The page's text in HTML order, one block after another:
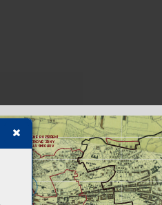
NA VRŽENÉ ROZŠÍŘENÍ
AMATKOVÉ ZÓNY
PRAHA SMÍCHOV